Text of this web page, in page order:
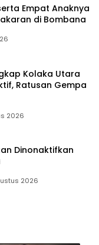
Empat Anaknya
di Bombana
Kolaka Utara
Ratusan Gempa
2026
Dinonaktifkan
2026